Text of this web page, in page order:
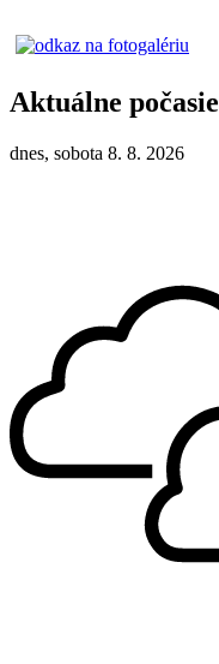
Aktuálne počasie
dnes, sobota 8. 8. 2026